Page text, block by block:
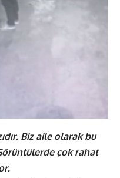
Biz aile olarak bu
Görüntülerde çok rahat